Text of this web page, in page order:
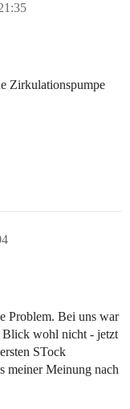
Zirkulationspumpe
Problem. Bei uns war
Blick wohl nicht - jetzt
STock
meiner Meinung nach